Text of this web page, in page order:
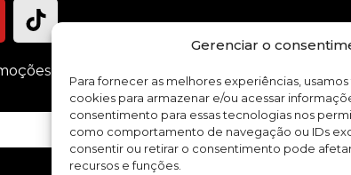
Gerenciar o
Para fornecer as melhores experiências,
cookies para armazenar e/ou acessar
consentimento para essas tecnologias nos
como comportamento de navegação ou IDs
consentir ou retirar o consentimento pode
recursos e funções.
sobre meus cursos e aplicativo.
Quero me inscrever